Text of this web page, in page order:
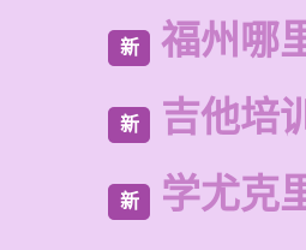
新 福州哪
新 吉他培
新 学尤克